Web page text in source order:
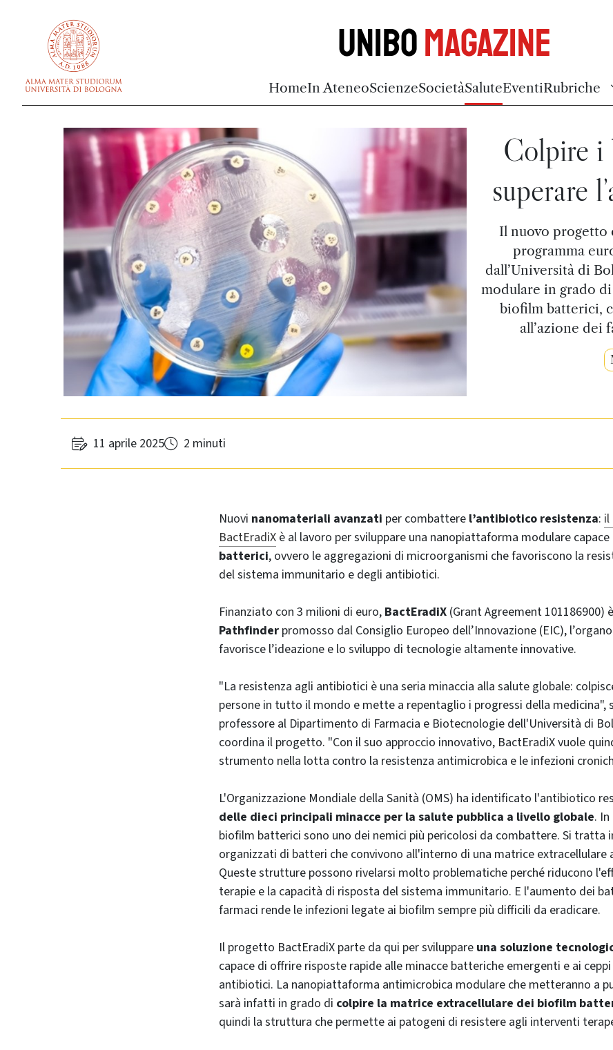
UniboMagazine
HomeIn AteneoScienzeSocietàSaluteEventiRubriche
Colpire i
superare
Il nuovo progetto
programma
dall’Università di
modulare in grado
biofilm batterici,
all’azione dei
11 aprile 2025 2 minuti
Nuovi nanomateriali avanzati per combattere l’antibiotico resistenza:
BactEradiX è al lavoro per sviluppare una nanopiattaforma modulare
batterici, ovvero le aggregazioni di microorganismi che favoriscono la
del sistema immunitario e degli antibiotici.
Finanziato con 3 milioni di euro, BactEradiX (Grant Agreement 101186900)
Pathfinder promosso dal Consiglio Europeo dell’Innovazione (EIC),
favorisce l’ideazione e lo sviluppo di tecnologie altamente innovative.
"La resistenza agli antibiotici è una seria minaccia alla salute globale:
persone in tutto il mondo e mette a repentaglio i progressi della medicina",
professore al Dipartimento di Farmacia e Biotecnologie dell'Università di
coordina il progetto. "Con il suo approccio innovativo, BactEradiX vuole
strumento nella lotta contro la resistenza antimicrobica e le infezioni
L'Organizzazione Mondiale della Sanità (OMS) ha identificato l'antibiotico
delle dieci principali minacce per la salute pubblica a livello globale.
biofilm batterici sono uno dei nemici più pericolosi da combattere. Si
organizzati di batteri che convivono all'interno di una matrice
Queste strutture possono rivelarsi molto problematiche perché riducono
terapie e la capacità di risposta del sistema immunitario. E l'aumento dei
farmaci rende le infezioni legate ai biofilm sempre più difficili da eradicare.
Il progetto BactEradiX parte da qui per sviluppare una soluzione
capace di offrire risposte rapide alle minacce batteriche emergenti e ai
antibiotici. La nanopiattaforma antimicrobica modulare che metteranno a
sarà infatti in grado di colpire la matrice extracellulare dei biofilm
quindi la struttura che permette ai patogeni di resistere agli interventi